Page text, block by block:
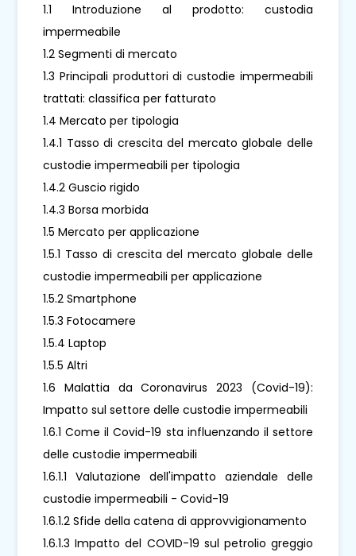
1.1 Introduzione al prodotto: custodia
impermeabile
1.2 Segmenti di mercato
1.3 Principali produttori di custodie impermeabili
trattati: classifica per fatturato
1.4 Mercato per tipologia
1.4.1 Tasso di crescita del mercato globale delle
custodie impermeabili per tipologia
1.4.2 Guscio rigido
1.4.3 Borsa morbida
1.5 Mercato per applicazione
1.5.1 Tasso di crescita del mercato globale delle
custodie impermeabili per applicazione
1.5.2 Smartphone
1.5.3 Fotocamere
1.5.4 Laptop
1.5.5 Altri
1.6 Malattia da Coronavirus 2023 (Covid-19):
Impatto sul settore delle custodie impermeabili
1.6.1 Come il Covid-19 sta influenzando il settore
delle custodie impermeabili
1.6.1.1 Valutazione dell'impatto aziendale delle
custodie impermeabili - Covid-19
1.6.1.2 Sfide della catena di approvvigionamento
1.6.1.3 Impatto del COVID-19 sul petrolio greggio